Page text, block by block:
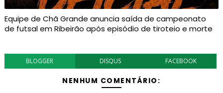
Equipe de Chã Grande anuncia saída de campeonato
de futsal em Ribeirão após episódio de tiroteio e morte
BLOGGER DISQUS FACEBOOK
NENHUM COMENTÁRIO: